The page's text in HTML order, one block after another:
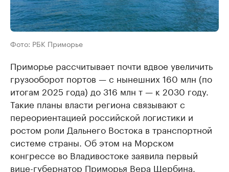
Фото: РБК Приморье
Приморье рассчитывает почти вдвое увеличить
грузооборот портов — с нынешних 160 млн (по
итогам 2025 года) до 316 млн т — к 2030 году.
Такие планы власти региона связывают с
переориентацией российской логистики и
ростом роли Дальнего Востока в транспортной
системе страны. Об этом на Морском
конгрессе во Владивостоке заявила первый
вице-губернатор Приморья Вера Щербина.